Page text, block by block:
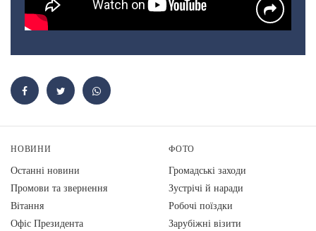
НОВИНИ
Останні новини
Промови та звернення
Вiтання
Офіс Президента
ФОТО
Громадські заходи
Зустрічі й наради
Робочі поїздки
Зарубіжні візити